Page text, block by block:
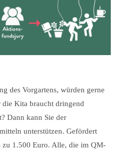
des Vorgartens, würden gerne
Kita braucht dringend
Dann kann Sie der
unterstützen. Gefördert
zu 1.500 Euro. Alle, die im QM-